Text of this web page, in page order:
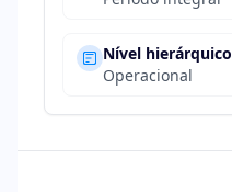
Nível hierárquico
Operacional